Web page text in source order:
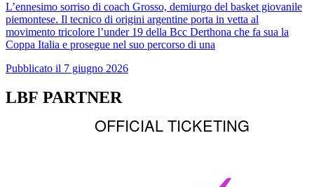
L’ennesimo sorriso di coach Grosso, demiurgo del basket giovanile
piemontese. Il tecnico di origini argentine porta in vetta al
movimento tricolore l’under 19 della Bcc Derthona che fa sua la
Coppa Italia e prosegue nel suo percorso di una
Pubblicato il 7 giugno 2026
LBF PARTNER